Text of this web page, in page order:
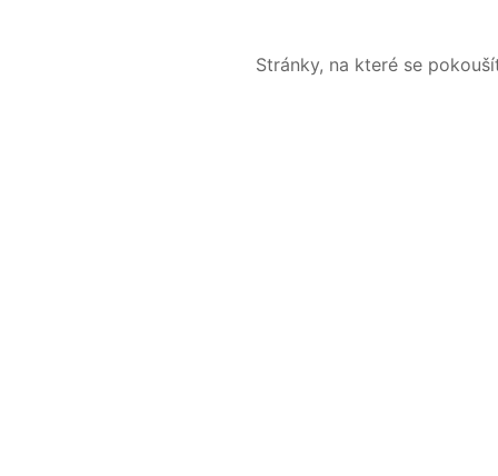
Stránky, na které se